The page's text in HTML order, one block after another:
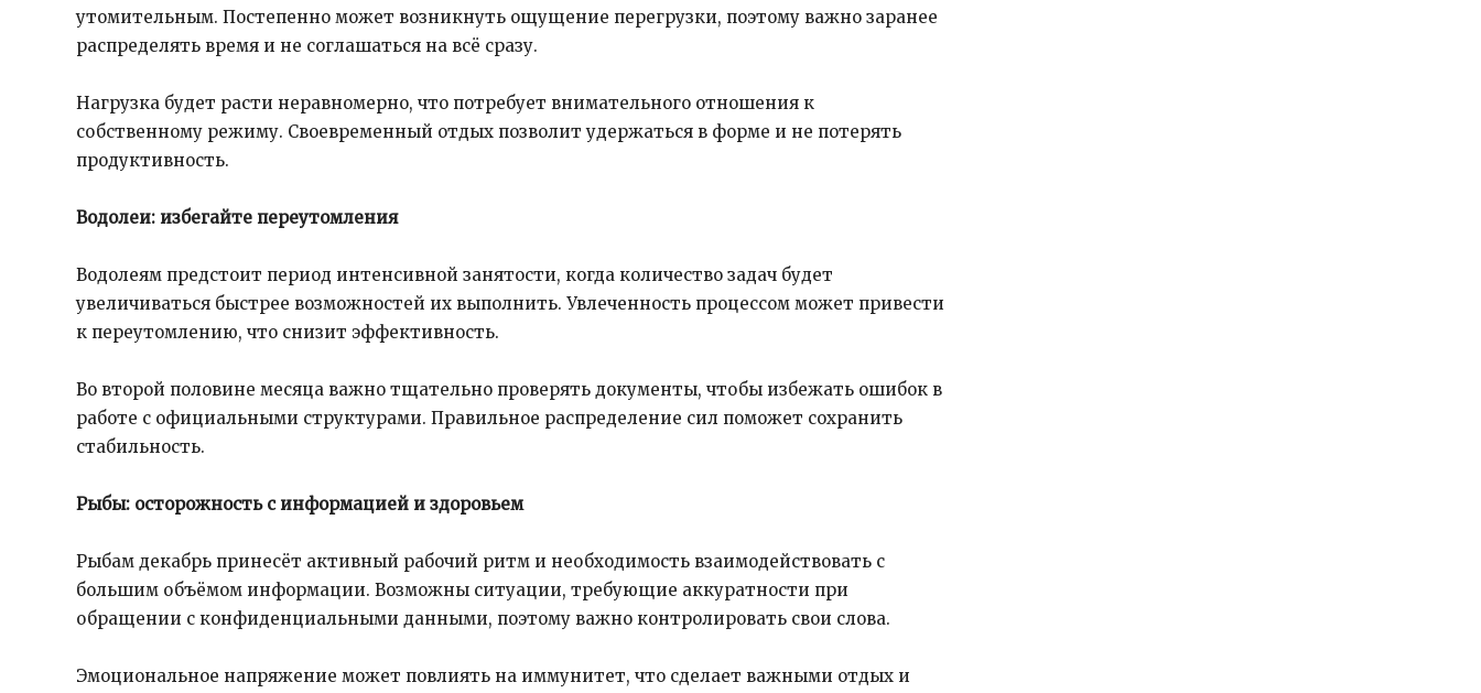
утомительным. Постепенно может возникнуть ощущение перегрузки, поэтому важно заранее
распределять время и не соглашаться на всё сразу.
Нагрузка будет расти неравномерно, что потребует внимательного отношения к
собственному режиму. Своевременный отдых позволит удержаться в форме и не потерять
продуктивность.
Водолеи: избегайте переутомления
Водолеям предстоит период интенсивной занятости, когда количество задач будет
увеличиваться быстрее возможностей их выполнить. Увлеченность процессом может привести
к переутомлению, что снизит эффективность.
Во второй половине месяца важно тщательно проверять документы, чтобы избежать ошибок в
работе с официальными структурами. Правильное распределение сил поможет сохранить
стабильность.
Рыбы: осторожность с информацией и здоровьем
Рыбам декабрь принесёт активный рабочий ритм и необходимость взаимодействовать с
большим объёмом информации. Возможны ситуации, требующие аккуратности при
обращении с конфиденциальными данными, поэтому важно контролировать свои слова.
Эмоциональное напряжение может повлиять на иммунитет, что сделает важными отдых и